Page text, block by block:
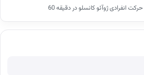
انفرادی ژوآئو کانسلو در دقیقه 60